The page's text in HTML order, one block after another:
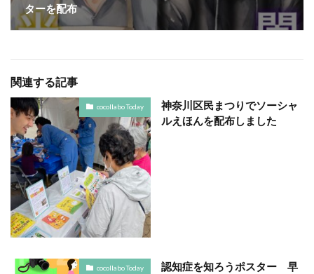
ターを配布
関連する記事
cocollabo Today
神奈川区民まつりでソーシャ
ルえほんを配布しました
cocollabo Today 認知症を知ろうポスター 早
アダプテッドスポーツサポートセンター
アドバイスボード
アパレル
アフターコロナ
アンコンシャス・バイアス
イエロー
イギリス
いじめ
いっせい防災行動訓練
イメージカラー
イヤホン
インキローラー
インキ使用量削減
インターン
インターンシップ
インターンシップの推進に当たっての基本的考え方
インターン生
インドネシア
ヴィクトリア朝
ウィルス ウイルス